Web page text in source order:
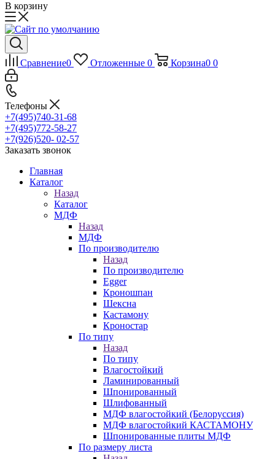
В корзину
Сравнение0 Отложенные 0 Корзина0 0
Телефоны
+7(495)740-31-68
+7(495)772-58-27
+7(926)520- 02-57
Заказать звонок
Главная
Каталог
Назад
Каталог
МДФ
Назад
МДФ
По производителю
Назад
По производителю
Egger
Кроношпан
Шексна
Кастамону
Кроностар
По типу
Назад
По типу
Влагостойкий
Ламинированный
Шпонированный
Шлифованный
МДФ влагостойкий (Белоруссия)
МДФ влагостойкий КАСТАМОНУ
Шпонированные плиты МДФ
По размеру листа